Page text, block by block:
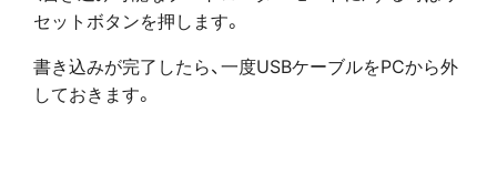
セットボタンを押します。
書き込みが完了したら、一度USBケーブルをPCから外
しておきます。